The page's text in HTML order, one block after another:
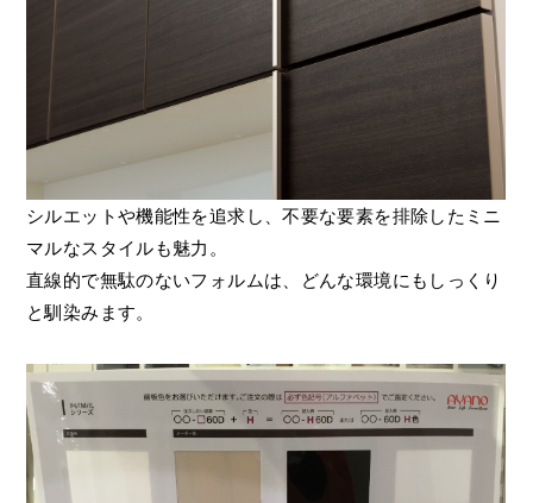
シルエットや機能性を追求し、不要な要素を排除したミニ
マルなスタイルも魅力。
直線的で無駄のないフォルムは、どんな環境にもしっくり
と馴染みます。